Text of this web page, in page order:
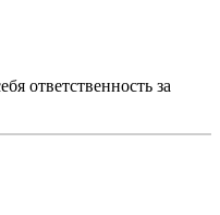
ответственность за